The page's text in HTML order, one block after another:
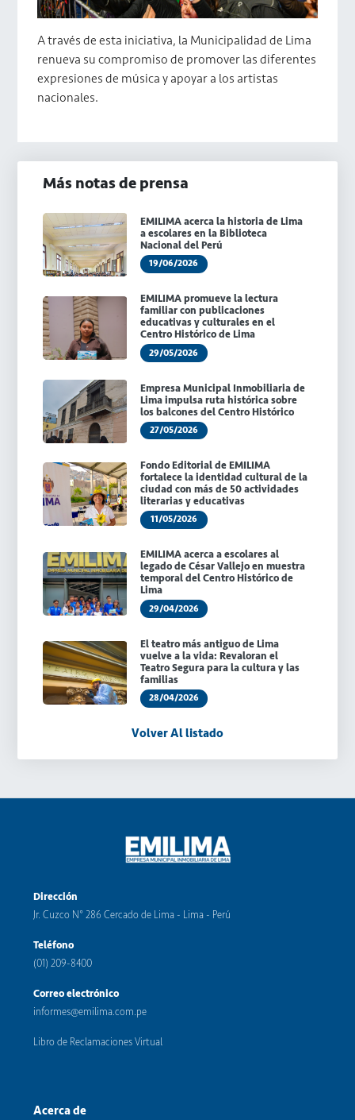
A través de esta iniciativa, la Municipalidad de Lima
renueva su compromiso de promover las diferentes
expresiones de música y apoyar a los artistas
nacionales.
Más notas de prensa
EMILIMA acerca la historia de Lima
a escolares en la Biblioteca
Nacional del Perú
19/06/2026
EMILIMA promueve la lectura
familiar con publicaciones
educativas y culturales en el
Centro Histórico de Lima
29/05/2026
Empresa Municipal Inmobiliaria de
Lima impulsa ruta histórica sobre
los balcones del Centro Histórico
27/05/2026
Fondo Editorial de EMILIMA
fortalece la identidad cultural de la
ciudad con más de 50 actividades
literarias y educativas
11/05/2026
EMILIMA acerca a escolares al
legado de César Vallejo en muestra
temporal del Centro Histórico de
Lima
29/04/2026
El teatro más antiguo de Lima
vuelve a la vida: Revaloran el
Teatro Segura para la cultura y las
familias
28/04/2026
Volver Al listado
Dirección
Jr. Cuzco N° 286 Cercado de Lima - Lima - Perú
Teléfono
(01) 209-8400
Correo electrónico
informes@emilima.com.pe
Libro de Reclamaciones Virtual
Acerca de